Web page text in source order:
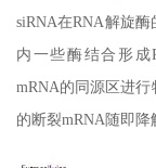
siRNA在RNA解旋
内一些酶结合形成
mRNA的同源区进
的断裂mRNA随即降